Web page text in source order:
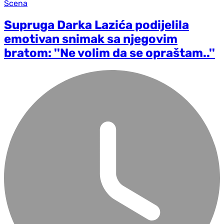
Scena
Supruga Darka Lazića podijelila
emotivan snimak sa njegovim
bratom: ''Ne volim da se opraštam..''